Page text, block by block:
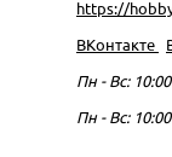
https://
ВКонтакте
Пн - Вс:
Пн - Вс: